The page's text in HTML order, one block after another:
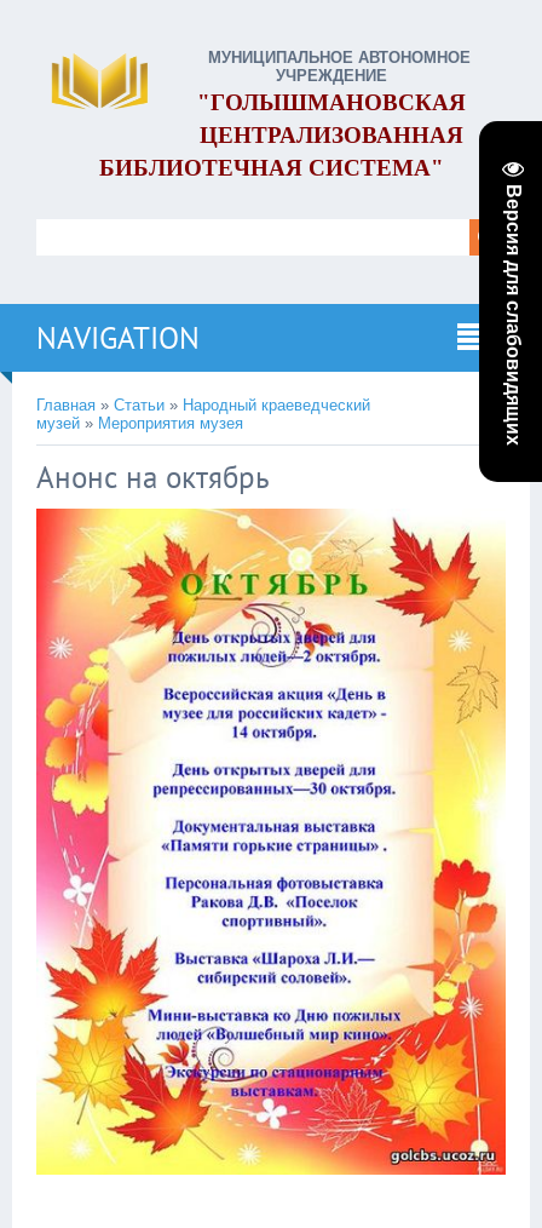
Версия для слабовидящих
МУНИЦИПАЛЬНОЕ АВТОНОМНОЕ
УЧРЕЖДЕНИЕ
"ГОЛЫШМАНОВСКАЯ
ЦЕНТРАЛИЗОВАННАЯ
БИБЛИОТЕЧНАЯ СИСТЕМА"
NAVIGATION
Главная » Статьи » Народный краеведческий
музей » Мероприятия музея
Анонс на октябрь